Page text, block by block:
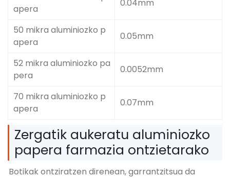
apera
0.04mm
50 mikra aluminiozko p
apera
0.05mm
52 mikra aluminiozko pa
pera
0.0052mm
70 mikra aluminiozko p
apera
0.07mm
Zergatik aukeratu aluminiozko
papera farmazia ontzietarako
Botikak ontziratzen direnean, garrantzitsua da